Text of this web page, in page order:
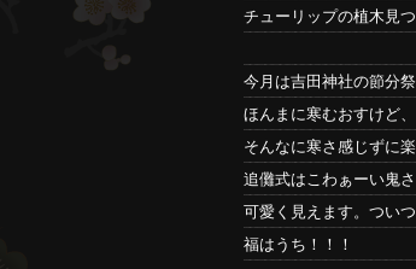
チューリップの植木見
今月は吉田神社の節分
ほんまに寒むおすけど
そんなに寒さ感じずに楽
追儺式はこわぁーい鬼
可愛く見えます。つい
福はうち！！！